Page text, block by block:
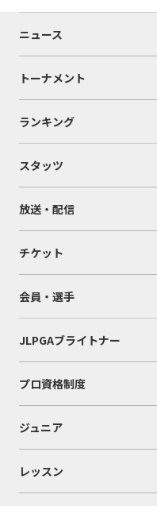
ニュース
トーナメント
ランキング
スタッツ
放送・配信
チケット
会員・選手
JLPGAブライトナー
プロ資格制度
ジュニア
レッスン